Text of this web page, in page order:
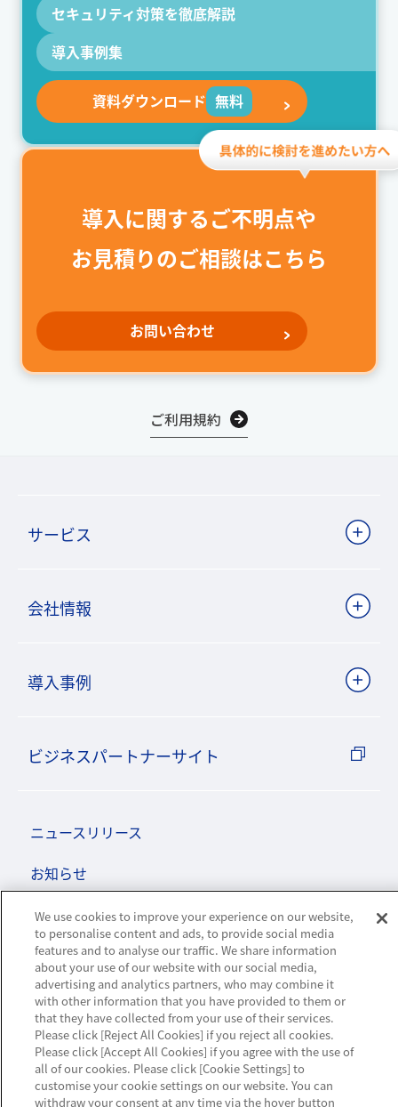
セキュリティ対策を徹底解説
導入事例集
資料ダウンロード 無料
導入に関するご不明点や
お見積りのご相談はこちら
お問い合わせ
ご利用規約
サービス
会社情報
導入事例
ビジネスパートナーサイト
ニュースリリース
お知らせ
お問い合わせ／サポート
ハウジング・クラウド・ストリーミングの
NTTスマートコネクト
We use cookies to improve your experience on our website,
to personalise content and ads, to provide social media
features and to analyse our traffic. We share information
about your use of our website with our social media,
advertising and analytics partners, who may combine it
with other information that you have provided to them or
that they have collected from your use of their services.
Please click [Reject All Cookies] if you reject all cookies.
Please click [Accept All Cookies] if you agree with the use of
all of our cookies. Please click [Cookie Settings] to
customise your cookie settings on our website. You can
withdraw your consent at any time via the hover button